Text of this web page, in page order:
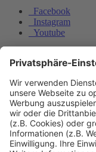
Facebook
Instagram
Youtube
Datenschutz
Was verstehen Sie